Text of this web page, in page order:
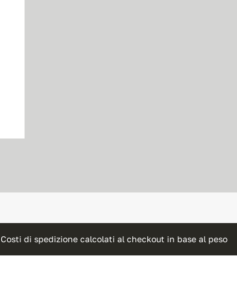
Costi di spedizione calcolati al checkout in base al peso